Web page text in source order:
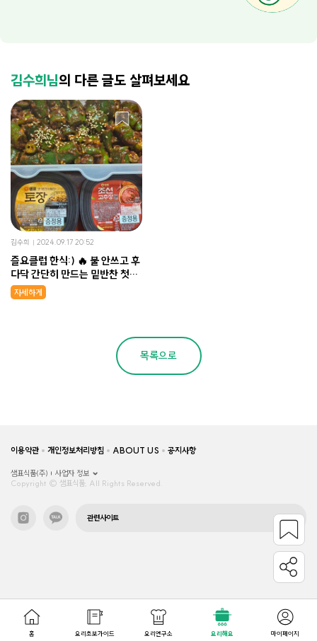
홈 요리초보가이드 요리연구소 요리해요 마이페이지
김수희님의 다른 글도 살펴보세요
김수희 2024.09.17 20:52
즐요클럽 한식:) 🔥 불 안쓰고 후
다닥 간단히 만드는 밑반찬 첫번
째 #오이고추된장무침
자세하게
목록으로
이용약관 개인정보처리방침 ABOUT US 공지사항
샘표식품(주)
사업자 정보
Copyright © 샘표식품, All Rights Reserved.
관련사이트